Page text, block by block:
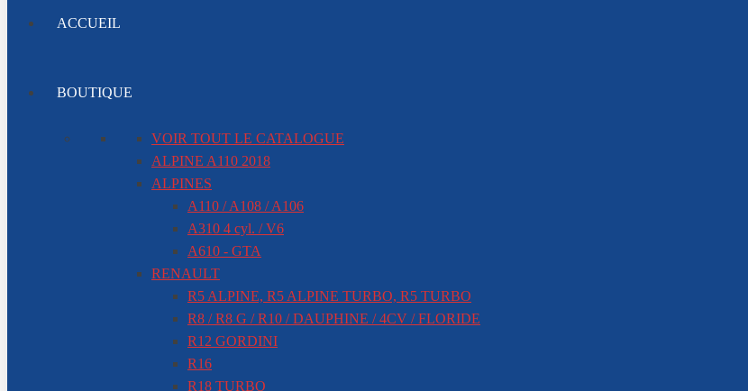
ACCUEIL
BOUTIQUE
VOIR TOUT LE CATALOGUE
ALPINE A110 2018
ALPINES
A110 / A108 / A106
A310 4 cyl. / V6
A610 - GTA
RENAULT
R5 ALPINE, R5 ALPINE TURBO, R5 TURBO
R8 / R8 G / R10 / DAUPHINE / 4CV / FLORIDE
R12 GORDINI
R16
R18 TURBO